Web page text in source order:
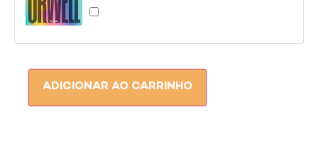
1984
ADICIONAR AO CARRINHO